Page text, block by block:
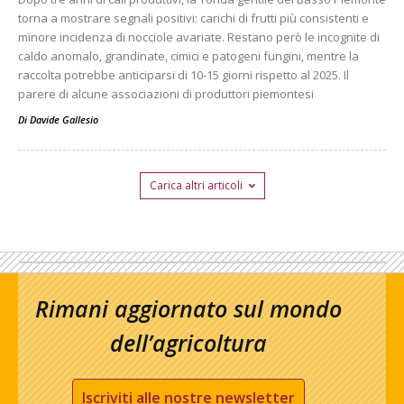
torna a mostrare segnali positivi: carichi di frutti più consistenti e
minore incidenza di nocciole avariate. Restano però le incognite di
caldo anomalo, grandinate, cimici e patogeni fungini, mentre la
raccolta potrebbe anticiparsi di 10-15 giorni rispetto al 2025. Il
parere di alcune associazioni di produttori piemontesi
Di Davide Gallesio
Carica altri articoli
Rimani aggiornato sul mondo
dell’agricoltura
Iscriviti alle nostre newsletter